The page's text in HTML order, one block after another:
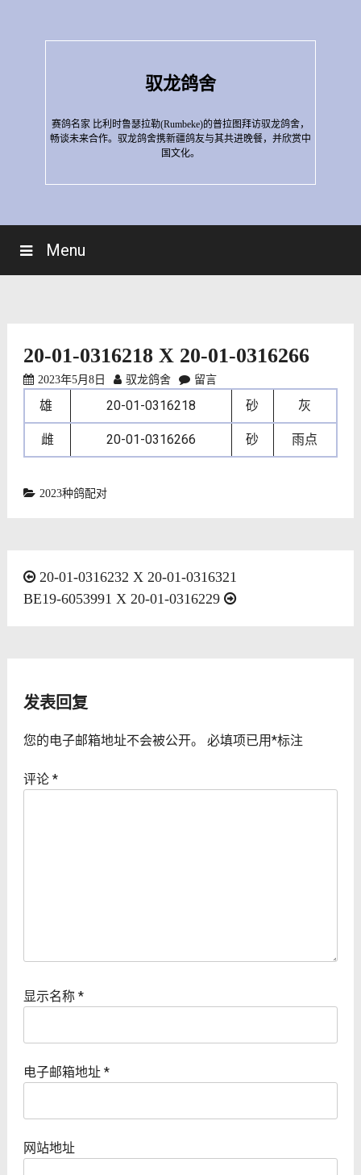
驭龙鸽舍
赛鸽名家 比利时鲁瑟拉勒(Rumbeke)的普拉图拜访驭龙鸽舍，
畅谈未来合作。驭龙鸽舍携新疆鸽友与其共进晚餐，并欣赏中
国文化。
Menu
20-01-0316218 X 20-01-0316266
2023年5月8日 驭龙鸽舍 留言
雄 20-01-0316218 砂 灰
雌 20-01-0316266 砂 雨点
2023种鸽配对
文20-01-0316232 X 20-01-0316321
BE19-6053991 X 20-01-0316229
发表回复
您的电子邮箱地址不会被公开。 必填项已用*标注
评论 *
显示名称 *
电子邮箱地址 *
网站地址